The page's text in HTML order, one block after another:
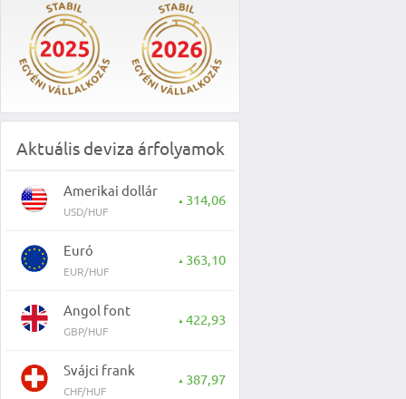
Aktuális deviza árfolyamok
Amerikai dollár
USD/HUF
▲ 314,06
Euró
EUR/HUF
▲ 363,10
Angol font
GBP/HUF
▲ 422,93
Svájci frank
CHF/HUF
▲ 387,97